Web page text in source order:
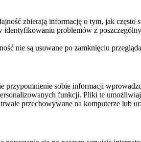
zbierają informację o tym, jak
problemów z
nie są usuwane po zamknięciu
przypomnienie sobie informacji
funkcji. Pliki te
przechowywane na komputerze lub